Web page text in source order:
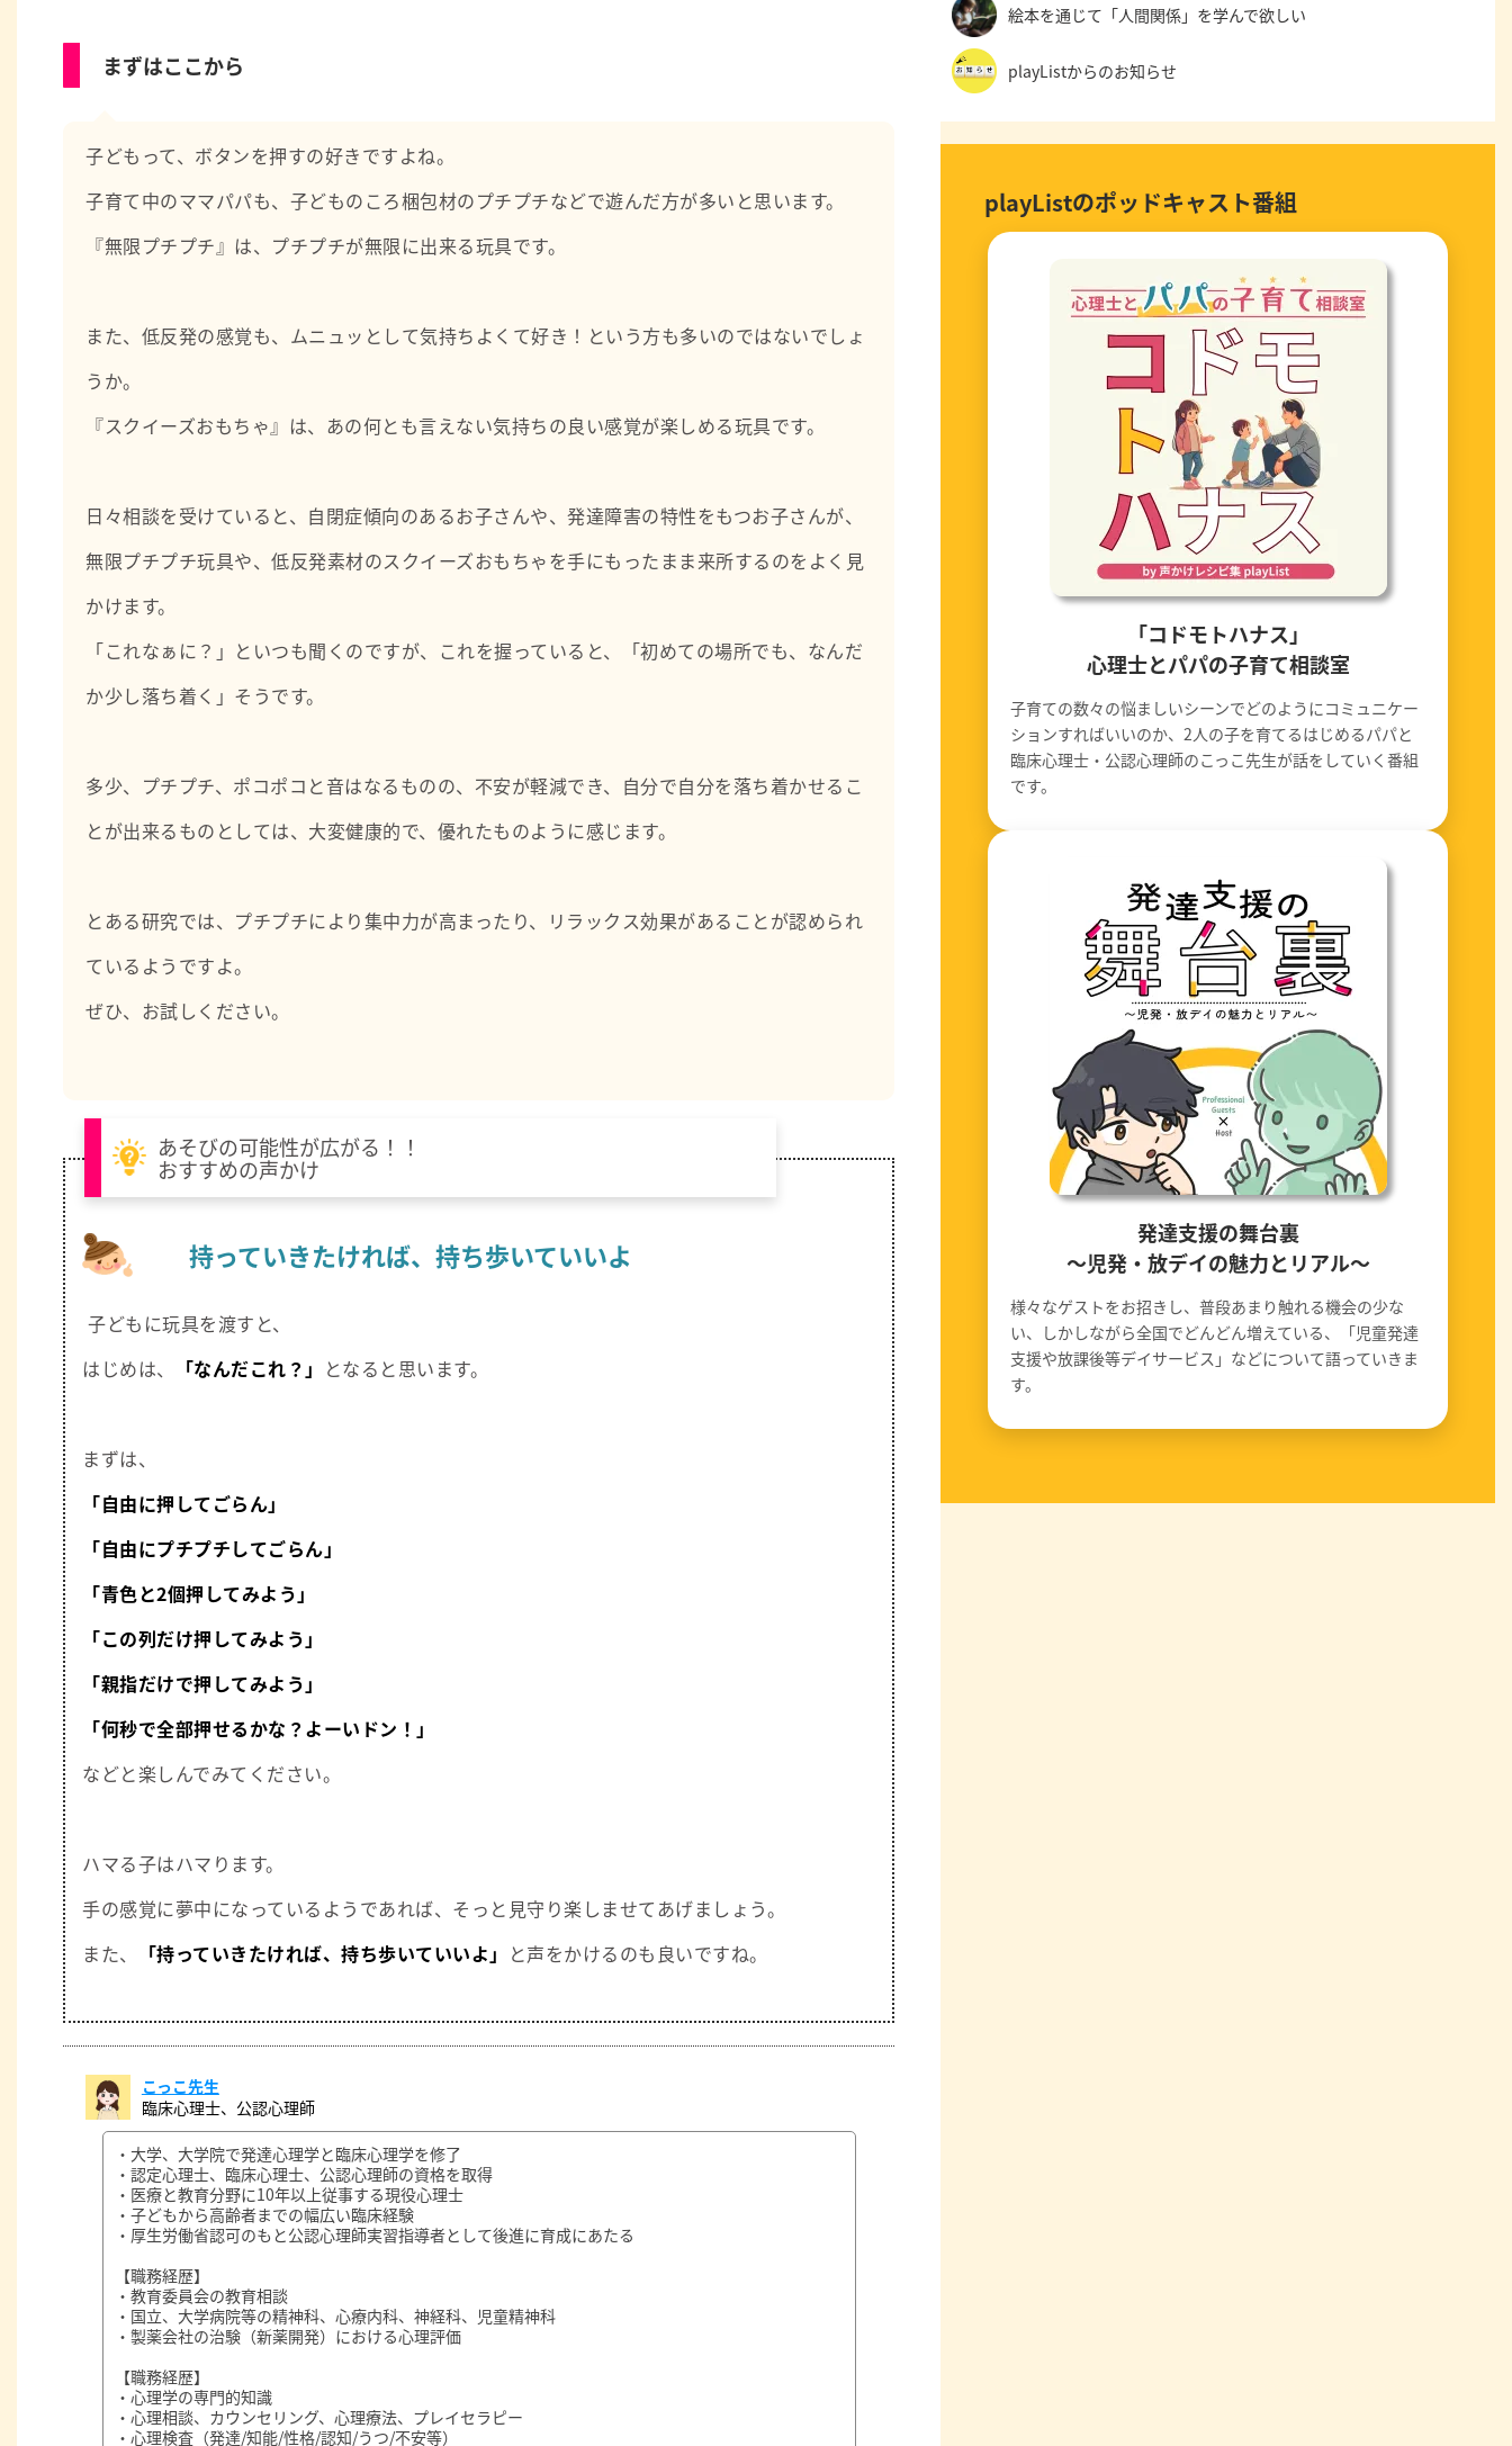
・国立、大学病院等の精神科、心療内科、神経科、児童精神科
・製薬会社の治験（新薬開発）における心理評価
・心理学の専門的知識
・心理相談、カウンセリング、心理療法、プレイセラピー
・研究論文執筆や学会発表
・大学や研修会での講師
まずはここから
子どもって、ボタンを押すの好きですよね。
子育て中のママパパも、子どものころ梱包材のプチプチなどで遊んだ方が多いと思います。
『無限プチプチ』は、プチプチが無限に出来る玩具です。
また、低反発の感覚も、ムニュッとして気持ちよくて好き！という方も多いのではないでしょ
うか。
『スクイーズおもちゃ』は、あの何とも言えない気持ちの良い感覚が楽しめる玩具です。
日々相談を受けていると、自閉症傾向のあるお子さんや、発達障害の特性をもつお子さんが、
無限プチプチ玩具や、低反発素材のスクイーズおもちゃを手にもったまま来所するのをよく見
かけます。
「これなぁに？」といつも聞くのですが、これを握っていると、「初めての場所でも、なんだ
か少し落ち着く」そうです。
多少、プチプチ、ポコポコと音はなるものの、不安が軽減でき、自分で自分を落ち着かせるこ
とが出来るものとしては、大変健康的で、優れたものように感じます。
とある研究では、プチプチにより集中力が高まったり、リラックス効果があることが認められ
ているようですよ。
ぜひ、お試しください。
あそびの可能性が広がる！！
おすすめの声かけ
持っていきたければ、持ち歩いていいよ
子どもに玩具を渡すと、
はじめは、
「なんだこれ？」 となると思います。
まずは、
「自由に押してごらん」
「自由にプチプチしてごらん」
「青色と2個押してみよう」
「この列だけ押してみよう」
「親指だけで押してみよう」
「何秒で全部押せるかな？よーいドン！」
などと楽しんでみてください。
ハマる子はハマります。
手の感覚に夢中になっているようであれば、そっと見守り楽しませてあげましょう。
また、
「持っていきたければ、持ち歩いていいよ」 と声をかけるのも良いですね。
こっこ先生
臨床心理士、公認心理師
・大学、大学院で発達心理学と臨床心理学を修了
・認定心理士、臨床心理士、公認心理師の資格を取得
・医療と教育分野に10年以上従事する現役心理士
・子どもから高齢者までの幅広い臨床経験
・厚生労働省認可のもと公認心理師実習指導者として後進に育成にあたる
【職務経歴】
・教育委員会の教育相談
・国立、大学病院等の精神科、心療内科、神経科、児童精神科
・製薬会社の治験（新薬開発）における心理評価
【職務経歴】
・心理学の専門的知識
・心理相談、カウンセリング、心理療法、プレイセラピー
・心理検査（発達/知能/性格/認知/うつ/不安等）
絵本を通じて「人間関係」を学んで欲しい
playListからのお知らせ
playListのポッドキャスト番組
「コドモトハナス」
心理士とパパの子育て相談室
子育ての数々の悩ましいシーンでどのようにコミュニケー
ションすればいいのか、2人の子を育てるはじめるパパと
臨床心理士・公認心理師のこっこ先生が話をしていく番組
です。
発達支援の舞台裏
〜児発・放デイの魅力とリアル〜
様々なゲストをお招きし、普段あまり触れる機会の少な
い、しかしながら全国でどんどん増えている、「児童発達
支援や放課後等デイサービス」などについて語っていきま
す。